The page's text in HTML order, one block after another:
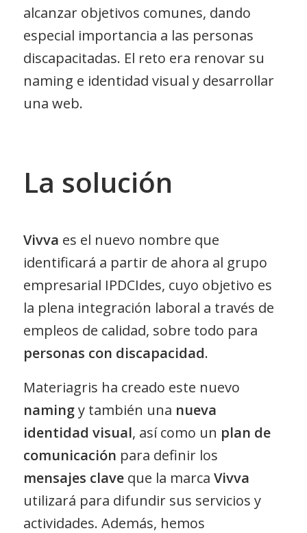
alcanzar objetivos comunes, dando
especial importancia a las personas
discapacitadas. El reto era renovar su
naming e identidad visual y desarrollar
una web.
La solución
Vivva es el nuevo nombre que
identificará a partir de ahora al grupo
empresarial IPDCIdes, cuyo objetivo es
la plena integración laboral a través de
empleos de calidad, sobre todo para
personas con discapacidad.
Materiagris ha creado este nuevo
namingy también una nueva
identidad visual, así como un plan de
comunicación para definir los
mensajes claveque la marca Vivva
utilizará para difundir sus servicios y
actividades. Además, hemos